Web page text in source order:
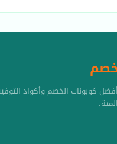
كوبونات الخصم وأكواد